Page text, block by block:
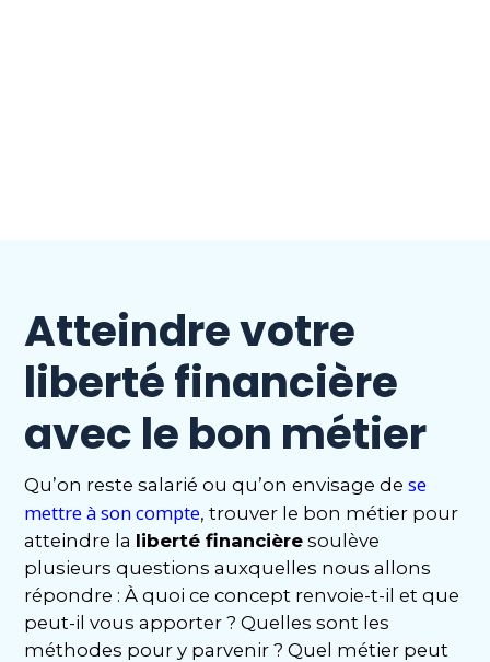
Atteindre votre
liberté financière
avec le bon métier
Qu’on reste salarié ou qu’on envisage dese
mettre à son compte, trouver le bon métier pour
atteindre la liberté financière soulève
plusieurs questions auxquelles nous allons
répondre : À quoi ce concept renvoie-t-il et que
peut-il vous apporter ? Quelles sont les
méthodes pour y parvenir ? Quel métier peut